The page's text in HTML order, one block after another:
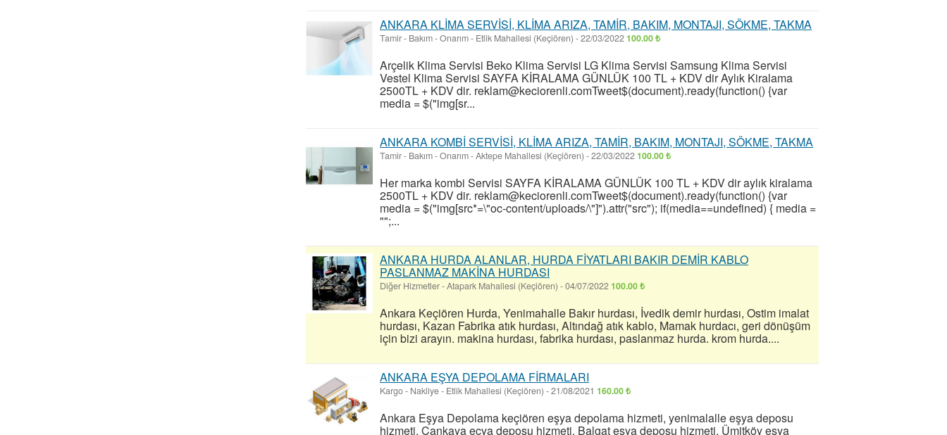
ANKARA KLİMA SERVİSİ, KLİMA ARIZA, TAMİR, BAKIM, MONTAJI, SÖKME, TAKMA
Tamir - Bakım - Onarım- Etlik Mahallesi (Keçiören) -22/03/2022100.00 ₺
Arçelik Klima Servisi Beko Klima Servisi LG Klima Servisi Samsung Klima Servisi
Vestel Klima Servisi SAYFA KİRALAMA GÜNLÜK 100 TL + KDV dir Aylık Kiralama
2500TL + KDV dir. reklam@keciorenli.comTweet$(document).ready(function() {var
media = $("img[sr...
ANKARA KOMBİ SERVİSİ, KLİMA ARIZA, TAMİR, BAKIM, MONTAJI, SÖKME, TAKMA
Tamir - Bakım - Onarım-Aktepe Mahallesi (Keçiören) -22/03/2022100.00 ₺
Her marka kombi Servisi SAYFA KİRALAMA GÜNLÜK 100 TL + KDV dir aylık kiralama
2500TL + KDV dir. reklam@keciorenli.comTweet$(document).ready(function() {var
media = $("img[src*=\"oc-content/uploads/\"]").attr("src"); if(media==undefined) { media =
"";...
ANKARA HURDA ALANLAR, HURDA FİYATLARI BAKIR DEMİR KABLO
PASLANMAZ MAKİNA HURDASI
Diğer Hizmetler-Atapark Mahallesi (Keçiören) -04/07/2022 100.00 ₺
Ankara Keçiören Hurda, Yenimahalle Bakır hurdası, İvedik demir hurdası, Ostim imalat
hurdası, Kazan Fabrika atık hurdası, Altındağ atık kablo, Mamak hurdacı, geri dönüşüm
için bizi arayın. makina hurdası, fabrika hurdası, paslanmaz hurda. krom hurda....
ANKARA EŞYA DEPOLAMA FİRMALARI
Kargo - Nakliye- Etlik Mahallesi (Keçiören) -21/08/2021 160.00 ₺
Ankara Eşya Depolama keçiören eşya depolama hizmeti, yenimalalle eşya deposu
hizmeti, Çankaya eçya deposu hizmeti, Balgat eşya deposu hizmeti, Ümitköy eşya